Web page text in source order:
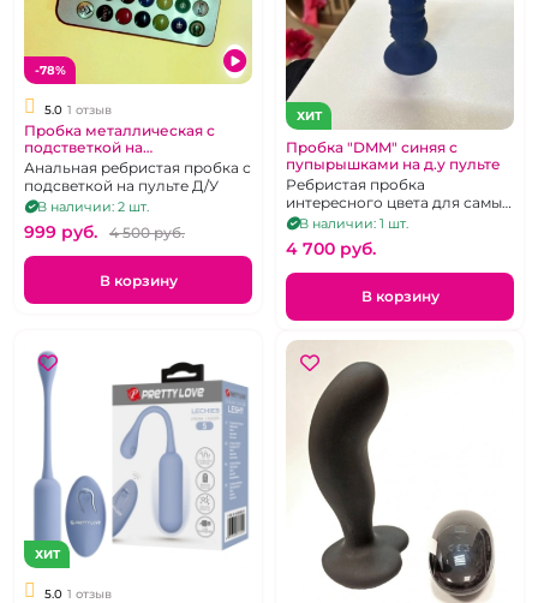
-78%
5.0 1 отзыв
Пробка металлическая с
подстветкой на
дистанционном пульте
Анальная ребристая пробка с
подсветкой на пульте Д/У
В наличии: 2 шт.
999 pуб. 4 500 pуб.
В корзину
ХИТ
Пробка "DMM" синяя с
пупырышками на д.у пульте
Ребристая пробка
интересного цвета для самых
чувственных стимуляций
В наличии: 1 шт.
4 700 pуб.
В корзину
ХИТ
5.0 1 отзыв